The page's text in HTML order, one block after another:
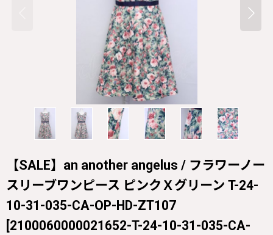
【SALE】an another angelus / フラワーノー
スリーブワンピース ピンクＸグリーン T-24-
10-31-035-CA-OP-HD-ZT107
[2100060000021652-T-24-10-31-035-CA-